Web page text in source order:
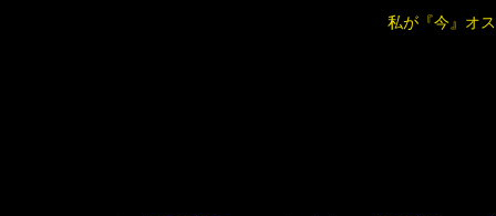
私が『今』オ